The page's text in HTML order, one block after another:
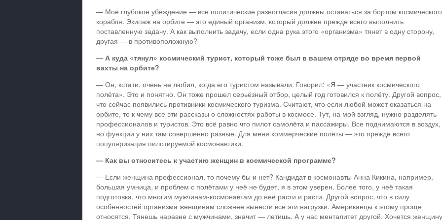
— Моё глубокое убеждение — все политические разногласия должны оставаться за бортом космического
корабля. Экипаж на орбите — это единый организм, который должен прежде всего выполнить
поставленную задачу. А как выполнить задачу, если одна рука этого «организма» тянет в одну сторону,
другая — в противоположную?
— А куда «тянул» космический турист, который тоже был в вашем отряде во время первой
вахты на орбите?
— Он, кстати, очень не любил, когда его туристом называли. Говорил: «Я — участник космического
полёта». Это и понятно. Он тоже прошел серьёзный отбор, целый год готовился к полёту. Другой вопрос,
что сейчас появились противники космического туризма. Считают, что если любой может оказаться на
орбите, то к чему все эти рассказы о сложностях работы в космосе. Тут, на мой взгляд, нужно разделять
профессионалов и туристов. Это всё равно что пилот самолёта и пассажиры. Все поднимаются в воздух,
но функции у них там совершенно разные. Для меня коммерческие полёты — это прежде всего
популяризация пилотируемой космонавтики.
— Как вы относитесь к участию женщин в космической программе?
— Если женщина профессионал, то почему бы и нет? Кандидат в космонавты Анна Кикина, например,
большая умница, и проблем с полётами у неё не будет, я в этом уверен. Более того, у неё такая
подготовка, что многим мужчинам-космонавтам до неё расти и расти. Другой вопрос, что в силу
особенностей организма женщинам сложнее вынести все эти нагрузки. Американцы к этому проще
относятся. Тянешь наравне с мужчинами, значит — летишь. А у нас менталитет другой. Хочется женщину